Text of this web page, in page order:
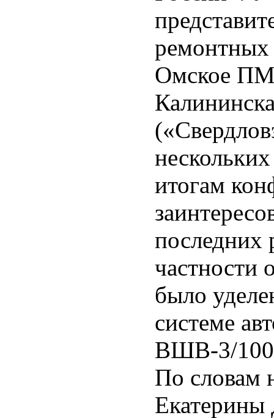
ремонтных
Омское
итогам
последних
частности
было
системе
ВШВ-3/
По словам